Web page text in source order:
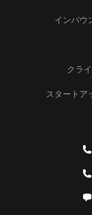
インバウ
クラ
スタートア